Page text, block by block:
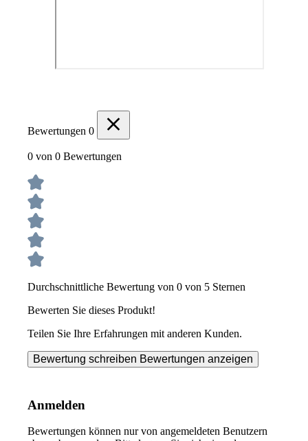
Bewertungen 0
0 von 0 Bewertungen
Durchschnittliche Bewertung von 0 von 5 Sternen
Bewerten Sie dieses Produkt!
Teilen Sie Ihre Erfahrungen mit anderen Kunden.
Bewertung schreiben Bewertungen anzeigen
Anmelden
Bewertungen können nur von angemeldeten Benutzern